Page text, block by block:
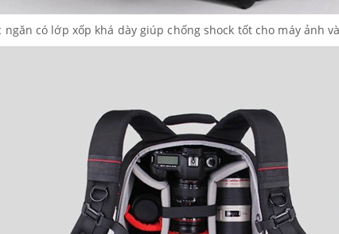
ngăn có lớp xốp khá dày giúp chống shock tốt cho máy ảnh